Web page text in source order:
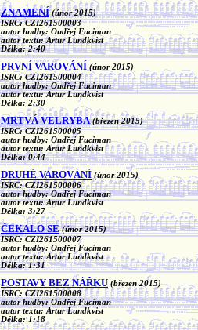
ZNAMENÍ (únor 2015)
ISRC: CZI261500003
autor hudby: Ondřej Fuciman
autor textu: Artur Lundkvist
Délka: 2:40
PRVNÍ VAROVÁNÍ (únor 2015)
ISRC: CZI261500004
autor hudby: Ondřej Fuciman
autor textu: Artur Lundkvist
Délka: 2:30
MRTVÁ VELRYBA (březen 2015)
ISRC: CZI261500005
autor hudby: Ondřej Fuciman
autor textu: Artur Lundkvist
Délka: 0:44
DRUHÉ VAROVÁNÍ (únor 2015)
ISRC: CZI261500006
autor hudby: Ondřej Fuciman
autor textu: Artur Lundkvist
Délka: 3:27
ČEKALO SE (únor 2015)
ISRC: CZI261500007
autor hudby: Ondřej Fuciman
autor textu: Artur Lundkvist
Délka: 1:31
POSTAVY BEZ NÁŘKU (březen 2015)
ISRC: CZI261500008
autor hudby: Ondřej Fuciman
autor textu: Artur Lundkvist
Délka: 1:18